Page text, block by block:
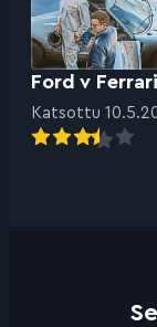
Ford v Ferrari
Katsottu